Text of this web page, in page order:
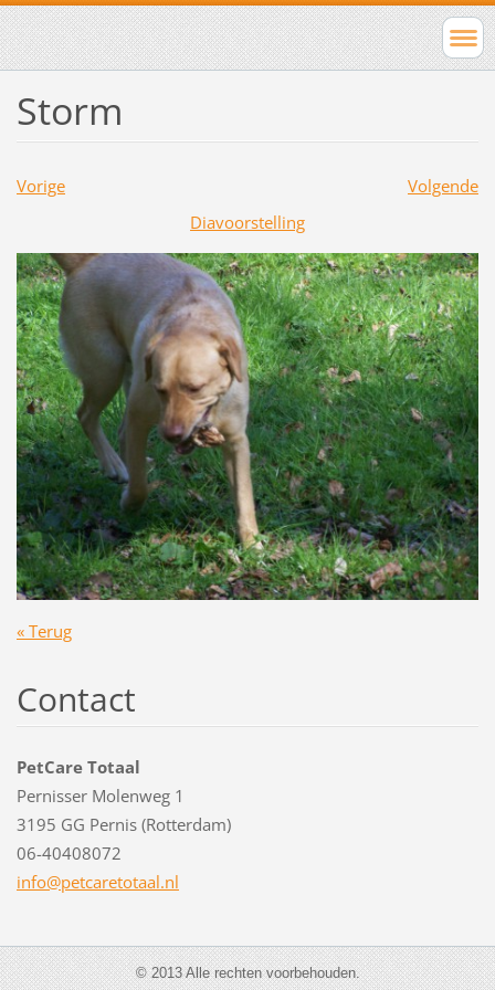
Storm
Vorige
Volgende
Diavoorstelling
« Terug
Contact
PetCare Totaal
Pernisser Molenweg 1
3195 GG Pernis (Rotterdam)
06-40408072
info@petcaretotaal.nl
© 2013 Alle rechten voorbehouden.